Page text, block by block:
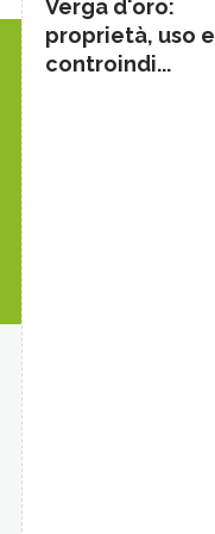
Verga d'oro:
proprietà, uso e
controindi...